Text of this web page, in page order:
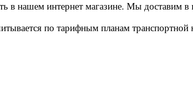
нашем интернет магазине. Мы доставим в
по тарифным планам